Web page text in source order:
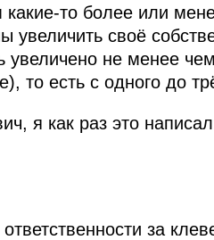
более или
увеличить своё
не менее
то есть с одного до
я как раз это
за